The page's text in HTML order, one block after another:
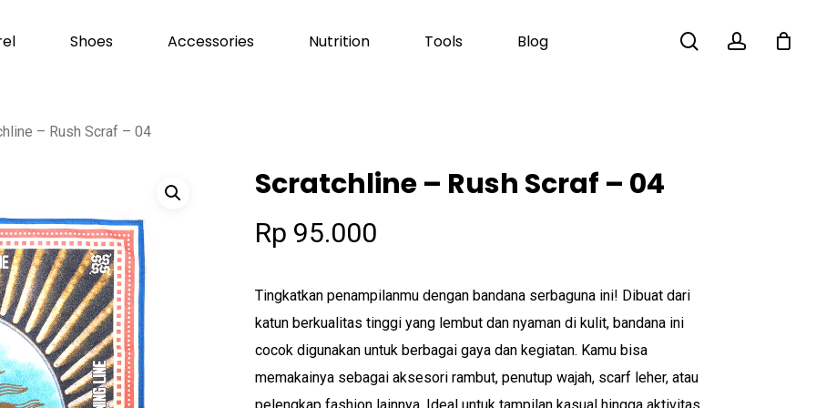
Shoes Accessories Nutrition Tools Blog searchaccount
Cart Close
– Rush Scraf – 04
Scratchline – Rush Scraf – 04
Rp 95.000
Tingkatkan penampilanmu dengan bandana serbaguna ini! Dibuat dari
katun berkualitas tinggi yang lembut dan nyaman di kulit, bandana ini
cocok digunakan untuk berbagai gaya dan kegiatan. Kamu bisa
memakainya sebagai aksesori rambut, penutup wajah, scarf leher, atau